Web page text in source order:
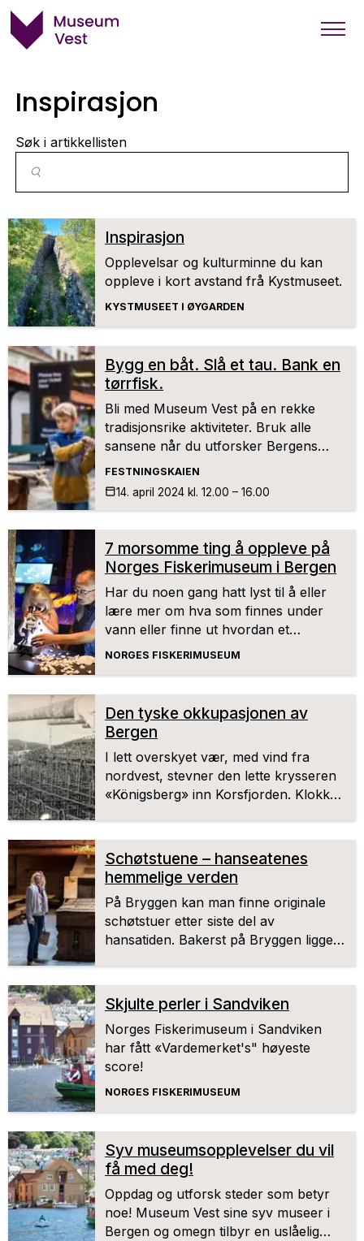
Inspirasjon
Søk i artikkellisten
Inspirasjon
Opplevelsar og kulturminne du kan
oppleve i kort avstand frå Kystmuseet.
KYSTMUSEET I ØYGARDEN
Bygg en båt. Slå et tau. Bank en
tørrfisk.
Bli med Museum Vest på en rekke
tradisjonsrike aktiviteter. Bruk alle
sansene når du utforsker Bergens
historiske rolle som havby. Smak på
tørrfisken, slå et tau slik det har blitt
gjort i generasjoner og bygg din egen
FESTNINGSKAIEN
14. april 2024 kl. 12.00 – 16.00
7 morsomme ting å oppleve på
Norges Fiskerimuseum i Bergen
Har du noen gang hatt lyst til å eller
lære mer om hva som finnes under
vann eller finne ut hvordan et
fiskeoppdrett fungerer?
NORGES FISKERIMUSEUM
Den tyske okkupasjonen av
Bergen
I lett overskyet vær, med vind fra
nordvest, stevner den lette krysseren
«Königsberg» inn Korsfjorden. Klokken
Schrader, som for bare en måned
siden ble utnevnt til «Admiral
Norwegishce Westküste». Nå leder
han Kampgruppe 8 som har som
oppgave å erobre Bergen og
områdene rundt.
Schøtstuene – hanseatenes
hemmelige verden
På Bryggen kan man finne originale
schøtstuer etter siste del av
hansatiden. Bakerst på Bryggen ligger
Skjulte perler i Sandviken
Norges Fiskerimuseum i Sandviken
har fått «Vardemerket's" høyeste
score!
NORGES FISKERIMUSEUM
Syv museumsopplevelser du vil
få med deg!
Oppdag og utforsk steder som betyr
noe! Museum Vest sine syv museer i
Bergen og omegn tilbyr en uslåelig